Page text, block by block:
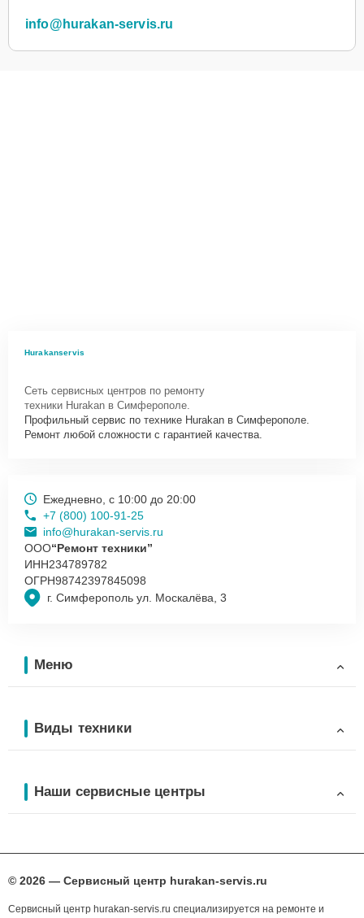
info@hurakan-servis.ru
Hurakanservis
Сеть сервисных центров по ремонту
техники Hurakan в Симферополе.
Профильный сервис по технике Hurakan в Симферополе.
Ремонт любой сложности с гарантией качества.
г. Симферополь ул. Москалёва, 3
Ежедневно, с 10:00 до 20:00
+7 (800) 100-91-25
info@hurakan-servis.ru
ООО“Ремонт техники”
ИНН234789782
ОГРН98742397845098
Меню
Виды техники
Наши сервисные центры
© 2026 — Сервисный центр hurakan-servis.ru
Сервисный центр hurakan-servis.ru специализируется на ремонте и